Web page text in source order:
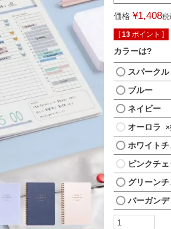
価格 ¥1,408税
[13 ポイント ]
カラーは?
スパークル
ブルー
ネイビー
オーロラ
×
ホワイトチ
ピンクチェ
グリーンチ
バーガン